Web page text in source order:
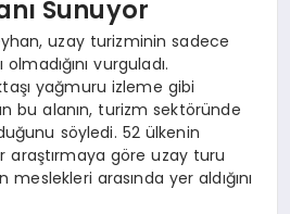
Sunuyor
uzay turizminin sadece
vurguladı.
yağmuru izleme gibi
bu alanın, turizm sektöründe
söyledi. 52 ülkenin
araştırmaya göre uzay turu
arasında yer aldığını